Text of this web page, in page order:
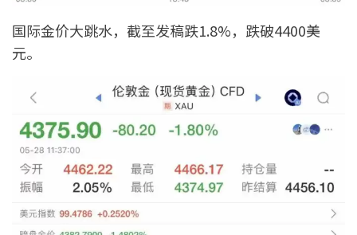
国际金价大跳水，截至发稿跌1.8%，跌破4400美
元。